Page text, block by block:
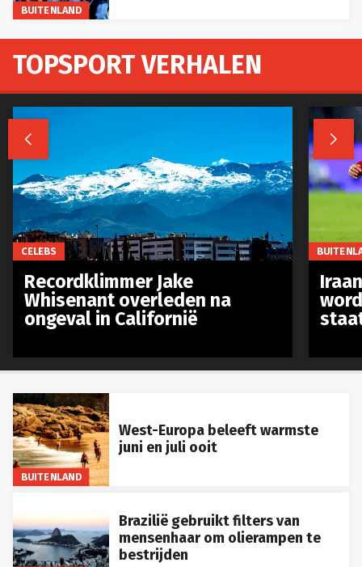
BUITENLAND
BUITENLAND
West-Europa beleeft warmste
juni en juli ooit
Brazilië gebruikt filters van
mensenhaar om olierampen te
bestrijden
TOPSPORT VERHALEN
 
CELEBS
Recordklimmer Jake
Whisenant overleden na
ongeval in Californië